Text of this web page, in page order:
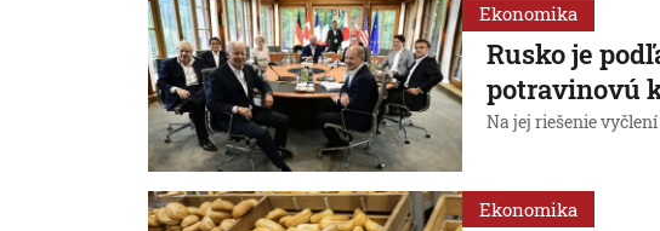
Ekonomika
Rusko je
potravinovú
Na jej riešenie
Ekonomika